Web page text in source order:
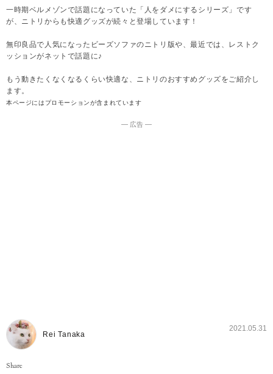
一時期ベルメゾンで話題になっていた「人をダメにするシリーズ」です
が、ニトリからも快適グッズが続々と登場しています！
無印良品で人気になったビーズソファのニトリ版や、最近では、レストク
ッションがネットで話題に♪
もう動きたくなくなるくらい快適な、ニトリのおすすめグッズをご紹介し
ます。
本ページにはプロモーションが含まれています
― 広告 ―
Rei Tanaka
2021.05.31
Share